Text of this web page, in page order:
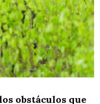
obstáculos que